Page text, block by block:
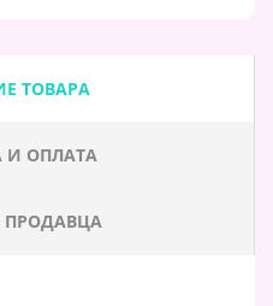
ТОВАРА
И ОПЛАТА
ПРОДАВЦА